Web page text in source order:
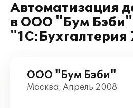
Автоматизация
в ООО "Бум
"1С:Бухгалтерия
ООО "Бум Бэби"
Москва, Апрель 2008